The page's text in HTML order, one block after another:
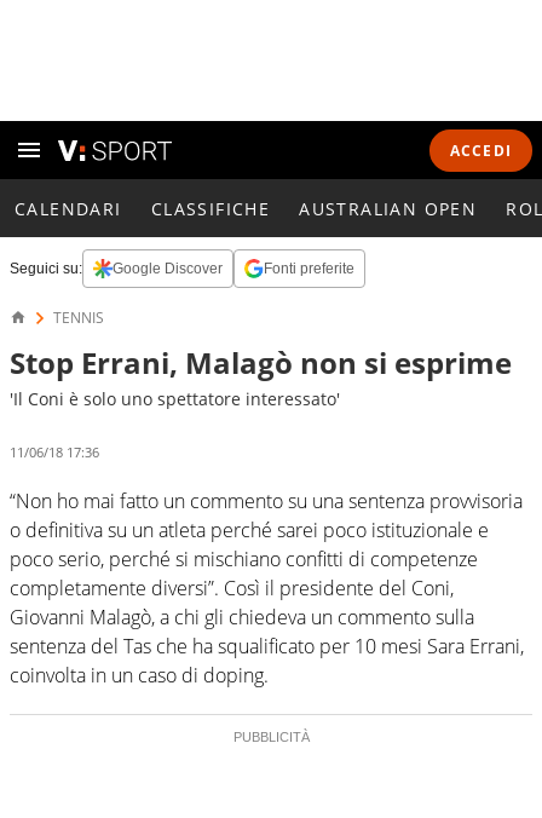
ACCEDI
CALENDARI CLASSIFICHE AUSTRALIAN OPEN
Seguici su: Google Discover Fonti preferite
TENNIS
Stop Errani, Malagò non si esprime
'Il Coni è solo uno spettatore interessato'
11/06/18 17:36
“Non ho mai fatto un commento su una sentenza provvisoria
o definitiva su un atleta perché sarei poco istituzionale e
poco serio, perché si mischiano confitti di competenze
completamente diversi”. Così il presidente del Coni,
Giovanni Malagò, a chi gli chiedeva un commento sulla
sentenza del Tas che ha squalificato per 10 mesi Sara Errani,
coinvolta in un caso di doping.